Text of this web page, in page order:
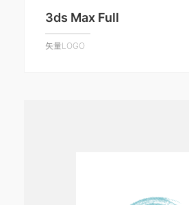
3ds Max Full
矢量LOGO